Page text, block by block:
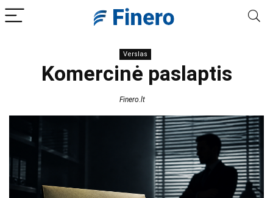
Verslas
Komercinė paslaptis
Finero.lt